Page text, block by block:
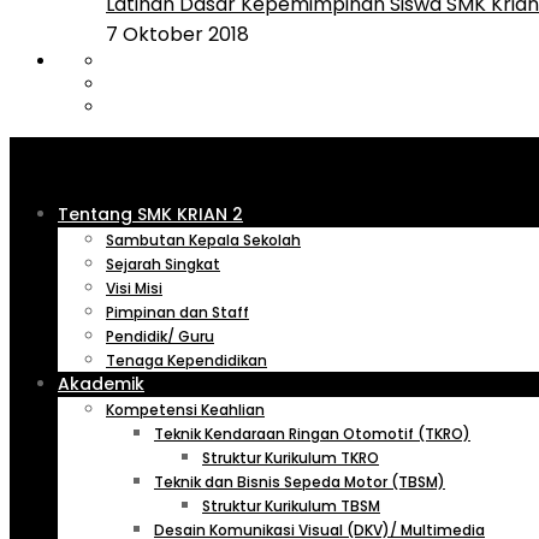
7 Oktober 2018
Tentang SMK KRIAN 2
Sambutan Kepala Sekolah
Sejarah Singkat
Visi Misi
Pimpinan dan Staff
Pendidik/ Guru
Tenaga Kependidikan
Akademik
Kompetensi Keahlian
Teknik Kendaraan Ringan Otomotif (TKRO)
Struktur Kurikulum TKRO
Teknik dan Bisnis Sepeda Motor (TBSM)
Struktur Kurikulum TBSM
Desain Komunikasi Visual (DKV)/ Multimedia